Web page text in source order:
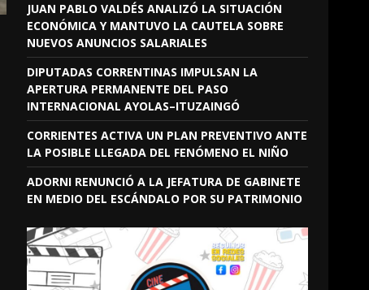
JUAN PABLO VALDÉS ANALIZÓ LA SITUACIÓN
ECONÓMICA Y MANTUVO LA CAUTELA SOBRE
NUEVOS ANUNCIOS SALARIALES
DIPUTADAS CORRENTINAS IMPULSAN LA
APERTURA PERMANENTE DEL PASO
INTERNACIONAL AYOLAS–ITUZAINGÓ
CORRIENTES ACTIVA UN PLAN PREVENTIVO ANTE
LA POSIBLE LLEGADA DEL FENÓMENO EL NIÑO
ADORNI RENUNCIÓ A LA JEFATURA DE GABINETE
EN MEDIO DEL ESCÁNDALO POR SU PATRIMONIO